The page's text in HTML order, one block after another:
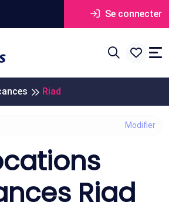
Se connecter
Riad
Riad